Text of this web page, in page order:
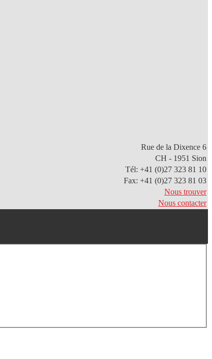
Rue de la Dixence 6
CH - 1951 Sion
Tél: +41 (0)27 323 81 10
Fax: +41 (0)27 323 81 03
Nous trouver
Nous contacter